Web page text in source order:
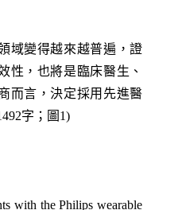
域變得越來越普遍，證
性，也將是臨床醫生、
而言，決定採用先進醫
字；圖1)
with the Philips wearable